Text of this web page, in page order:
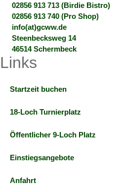
02856 913 713 (Birdie Bistro)
02856 913 740 (Pro Shop)
info(at)gcww.de
Steenbecksweg 14
46514 Schermbeck
Links
Startzeit buchen
18-Loch Turnierplatz
Öffentlicher 9-Loch Platz
Einstiegsangebote
Anfahrt